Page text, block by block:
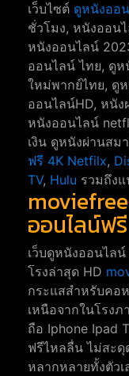
เว็บไซต์ ดูหนังออ
ชั่วโมง, หนังออน
หนังออนไลน์
ออนไลน์ ไทย, ดู
ใหม่พากย์ไทย, ดู
ออนไลน์HD, หนัง
หนังออนไลน์
เงิน ดูหนังผ่านสม
ฟรี 4K Netfilx,
TV, Hulu รวมถึง
ออนไลน์ฟ
เว็บดูหนังออนไล
โรงล่าสุด HD
กระแสสำหรับคอ
เหนือจากในโรง
ถือ Iphone Ipad
ฟรีไหลลื่น ไม่สะดุ
หลากหลายทั้งตัวเ